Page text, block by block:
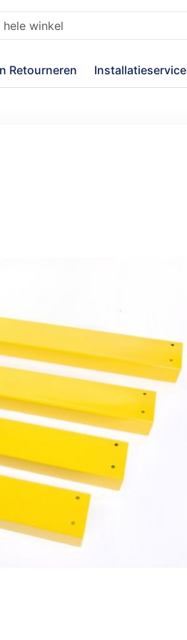
Retourneren Installatieservice